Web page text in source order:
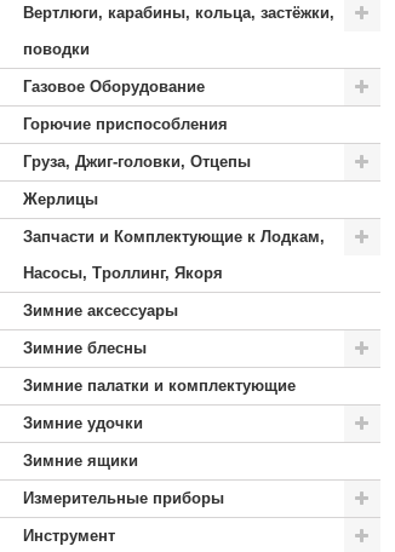
Вертлюги, карабины, кольца, застёжки,
поводки
Газовое Оборудование
Горючие приспособления
Груза, Джиг-головки, Отцепы
Жерлицы
Запчасти и Комплектующие к Лодкам,
Насосы, Троллинг, Якоря
Зимние аксессуары
Зимние блесны
Зимние палатки и комплектующие
Зимние удочки
Зимние ящики
Измерительные приборы
Инструмент